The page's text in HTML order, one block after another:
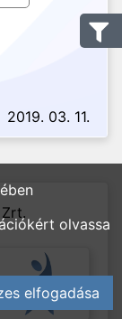
2019. 03. 11.
olvassa
elfogadása